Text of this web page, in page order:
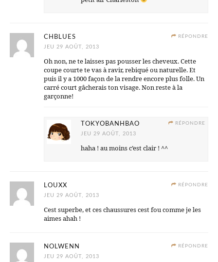
RÉPONDRE
CHBLUES
JEU 29 AOÛT, 2013
Oh non, ne te laisses pas pousser les cheveux. Cette
coupe courte te vas à ravir, rebiqué ou naturelle. Et
puis il y a 1000 façon de la rendre encore plus folle. Un
carré court gâcherais ton visage. Non reste à la
garçonne!
RÉPONDRE
TOKYOBANHBAO
JEU 29 AOÛT, 2013
haha ! au moins c’est clair ! ^^
RÉPONDRE
LOUXX
JEU 29 AOÛT, 2013
Cest superbe, et ces chaussures cest fou comme je les
aimes ahah !
RÉPONDRE
NOLWENN
JEU 29 AOÛT, 2013